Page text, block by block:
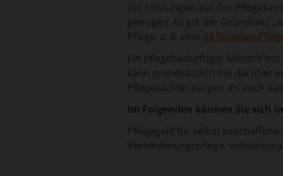
Die Leistungen aus der
getragen. Es gilt der Grundsatz
Pflege, z. B. eine 24 Stunden-
Ein pflegebedürftiger Mensch
kann grundsätzlich frei darüber
Pflegesachleistungen als auch
Im Folgenden können Sie sich
Pflegegeld für selbst
Verhinderungspflege,